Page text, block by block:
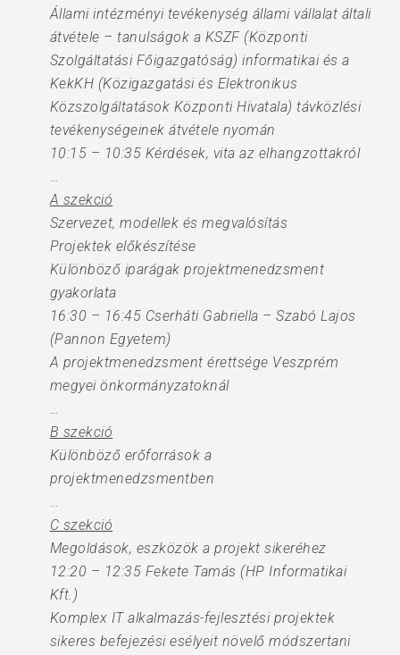
Állami intézményi tevékenység állami vállalat általi
átvétele – tanulságok a KSZF (Központi
Szolgáltatási Főigazgatóság) informatikai és a
KekKH (Közigazgatási és Elektronikus
Közszolgáltatások Központi Hivatala) távközlési
tevékenységeinek átvétele nyomán
10:15 – 10:35 Kérdések, vita az elhangzottakról
…
A szekció
Szervezet, modellek és megvalósítás
Projektek előkészítése
Különböző iparágak projektmenedzsment
gyakorlata
16:30 – 16:45 Cserháti Gabriella – Szabó Lajos
(Pannon Egyetem)
A projektmenedzsment érettsége Veszprém
megyei önkormányzatoknál
…
B szekció
Különböző erőforrások a
projektmenedzsmentben
…
C szekció
Megoldások, eszközök a projekt sikeréhez
12:20 – 12:35 Fekete Tamás (HP Informatikai
Kft.)
Komplex IT alkalmazás-fejlesztési projektek
sikeres befejezési esélyeit növelő módszertani